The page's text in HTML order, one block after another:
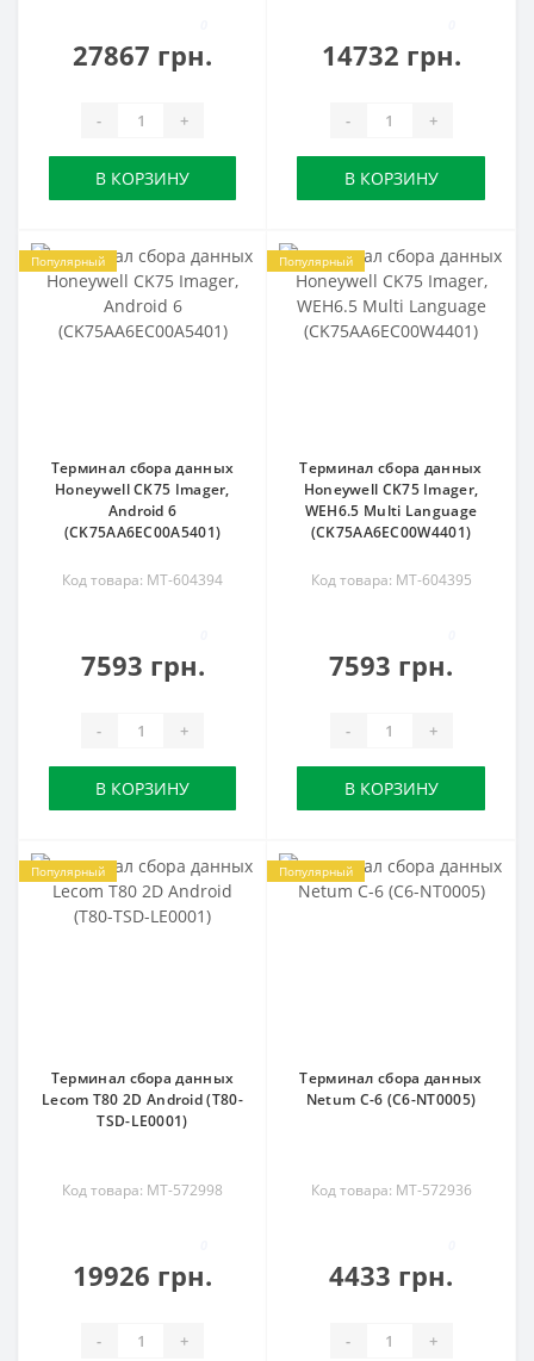
27867 грн.
- +
В КОРЗИНУ
14732 грн.
- +
В КОРЗИНУ
Популярный
Терминал сбора данных
Honeywell CK75 Imager,
Android 6
(CK75AA6EC00A5401)
Код товара: MT-604394
7593 грн.
- +
В КОРЗИНУ
Популярный
Терминал сбора данных
Honeywell CK75 Imager,
WEH6.5 Multi Language
(CK75AA6EC00W4401)
Код товара: MT-604395
7593 грн.
- +
В КОРЗИНУ
Популярный
Терминал сбора данных
Lecom T80 2D Android (T80-
TSD-LE0001)
Код товара: MT-572998
19926 грн.
- +
Популярный
Терминал сбора данных
Netum C-6 (C6-NT0005)
Код товара: MT-572936
4433 грн.
- +